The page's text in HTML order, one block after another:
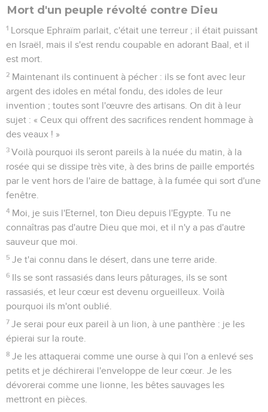
Mort d'un peuple révolté contre Dieu
1 Lorsque Ephraïm parlait, c'était une terreur ; il était puissant
en Israël, mais il s'est rendu coupable en adorant Baal, et il
est mort.
2 Maintenant ils continuent à pécher : ils se font avec leur
argent des idoles en métal fondu, des idoles de leur
invention ; toutes sont l'œuvre des artisans. On dit à leur
sujet : « Ceux qui offrent des sacrifices rendent hommage à
des veaux ! »
3 Voilà pourquoi ils seront pareils à la nuée du matin, à la
rosée qui se dissipe très vite, à des brins de paille emportés
par le vent hors de l'aire de battage, à la fumée qui sort d'une
fenêtre.
4 Moi, je suis l'Eternel, ton Dieu depuis l'Egypte. Tu ne
connaîtras pas d'autre Dieu que moi, et il n'y a pas d'autre
sauveur que moi.
5 Je t'ai connu dans le désert, dans une terre aride.
6 Ils se sont rassasiés dans leurs pâturages, ils se sont
rassasiés, et leur cœur est devenu orgueilleux. Voilà
pourquoi ils m'ont oublié.
7 Je serai pour eux pareil à un lion, à une panthère : je les
épierai sur la route.
8 Je les attaquerai comme une ourse à qui l'on a enlevé ses
petits et je déchirerai l'enveloppe de leur cœur. Je les
dévorerai comme une lionne, les bêtes sauvages les
mettront en pièces.